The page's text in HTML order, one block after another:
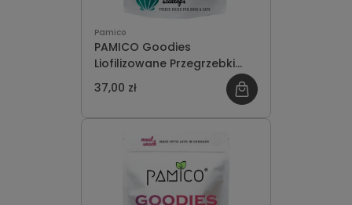
Pamico
PAMICO Goodies
Liofilizowane Przegrzebki
40g
37,00 zł